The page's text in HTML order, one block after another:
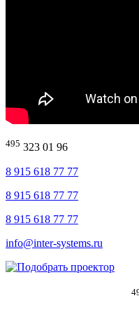
495 323 01 96
8 915 618 77 77
8 915 618 77 77
8 915 618 77 77
info@inter-systems.ru